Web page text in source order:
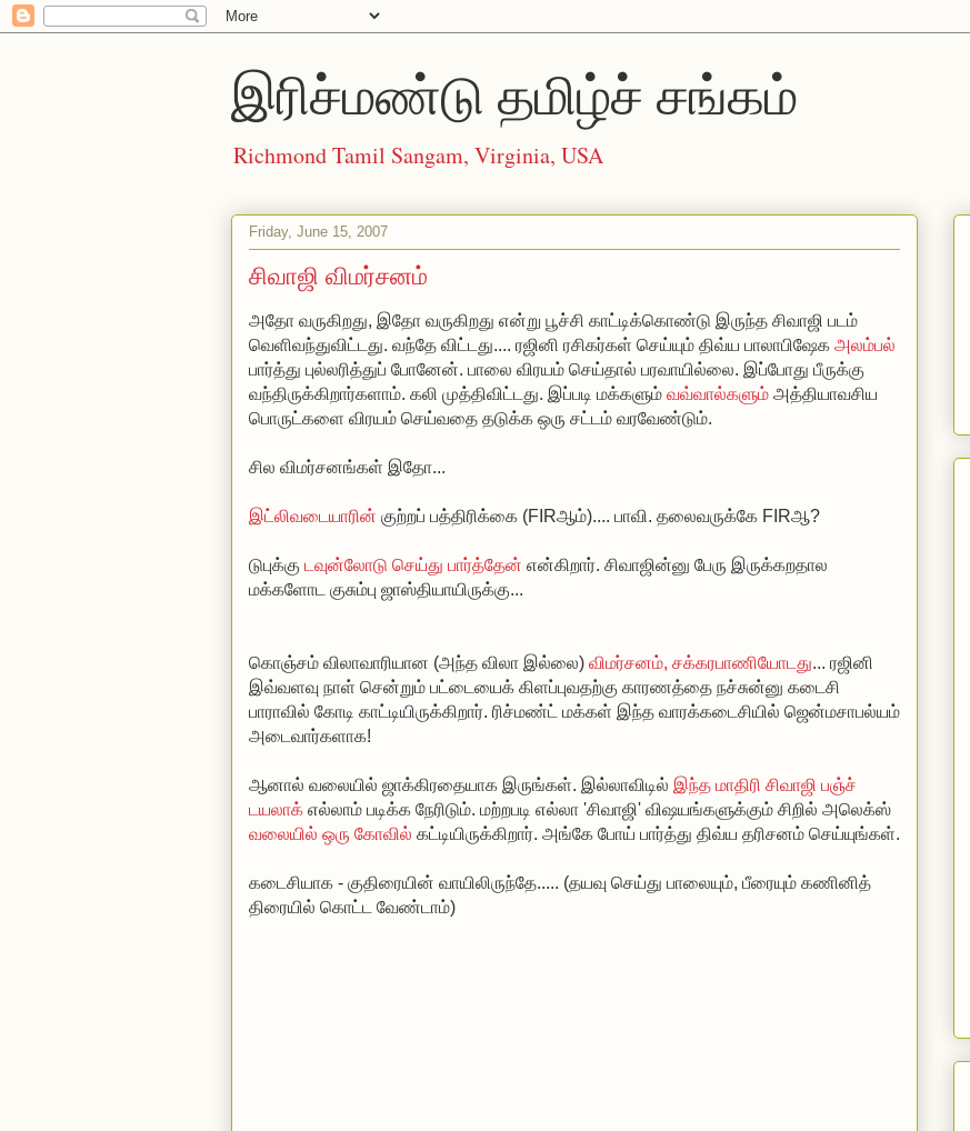
இரிச்மண்டு தமிழ்ச் சங்கம்
Richmond Tamil Sangam, Virginia, USA
Friday, June 15, 2007
சிவாஜி விமர்சனம்
அதோ வருகிறது, இதோ வருகிறது என்று பூச்சி காட்டிக்கொண்டு இருந்த சிவாஜி படம்
வெளிவந்துவிட்டது. வந்தே விட்டது.... ரஜினி ரசிகர்கள் செய்யும் திவ்ய பாலாபிஷேக அலம்பல்
பார்த்து புல்லரித்துப் போனேன். பாலை விரயம் செய்தால் பரவாயில்லை. இப்போது பீருக்கு
வந்திருக்கிறார்களாம். கலி முத்திவிட்டது. இப்படி மக்களும் வவ்வால்களும் அத்தியாவசிய
பொருட்களை விரயம் செய்வதை தடுக்க ஒரு சட்டம் வரவேண்டும்.
சில விமர்சனங்கள் இதோ...
இட்லிவடையாரின் குற்றப் பத்திரிக்கை (FIRஆம்).... பாவி. தலைவருக்கே FIRஆ?
டுபுக்கு டவுன்லோடு செய்து பார்த்தேன் என்கிறார். சிவாஜின்னு பேரு இருக்கறதால
மக்களோட குசும்பு ஜாஸ்தியாயிருக்கு...
கொஞ்சம் விலாவாரியான (அந்த விலா இல்லை) விமர்சனம், சக்கரபாணியோடது... ரஜினி
இவ்வளவு நாள் சென்றும் பட்டையைக் கிளப்புவதற்கு காரணத்தை நச்சுன்னு கடைசி
பாராவில் கோடி காட்டியிருக்கிறார். ரிச்மண்ட் மக்கள் இந்த வாரக்கடைசியில் ஜென்மசாபல்யம்
அடைவார்களாக!
ஆனால் வலையில் ஜாக்கிரதையாக இருங்கள். இல்லாவிடில் இந்த மாதிரி சிவாஜி பஞ்ச்
டயலாக் எல்லாம் படிக்க நேரிடும். மற்றபடி எல்லா 'சிவாஜி' விஷயங்களுக்கும் சிறில் அலெக்ஸ்
வலையில் ஒரு கோவில் கட்டியிருக்கிறார். அங்கே போய் பார்த்து திவ்ய தரிசனம் செய்யுங்கள்.
கடைசியாக - குதிரையின் வாயிலிருந்தே..... (தயவு செய்து பாலையும், பீரையும் கணினித்
திரையில் கொட்ட வேண்டாம்)